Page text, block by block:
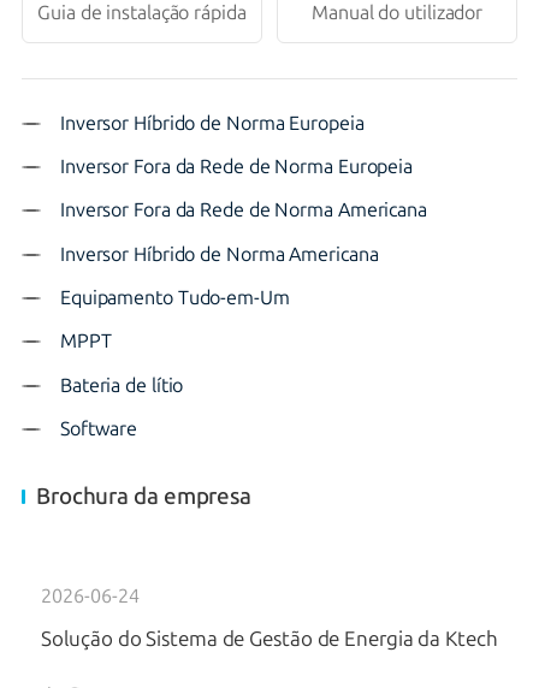
Guia de instalação rápida Manual do utilizador
Inversor Híbrido de Norma Europeia
Inversor Fora da Rede de Norma Europeia
Inversor Fora da Rede de Norma Americana
Inversor Híbrido de Norma Americana
Equipamento Tudo-em-Um
MPPT
Bateria de lítio
Software
Brochura da empresa
2026-06-24
Solução do Sistema de Gestão de Energia da Ktech